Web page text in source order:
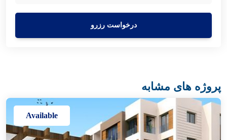
درخواست رزرو
پروژه های مشابه
Available